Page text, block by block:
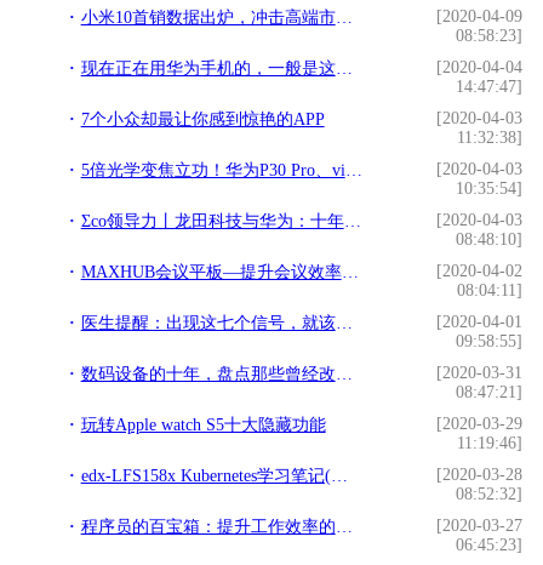
小米10首销数据出炉，冲击高端市场首战告捷，成了
[2020-04-09
08:58:23]
现在正在用华为手机的，一般是这四类人，你是哪类？
[2020-04-04
14:47:47]
7个小众却最让你感到惊艳的APP
[2020-04-03
11:32:38]
5倍光学变焦立功！华为P30 Pro、vivo X30 Pro拍月亮真好看
[2020-04-03
10:35:54]
Σco领导力丨龙田科技与华为：十年相伴，高速前行
[2020-04-03
08:48:10]
MAXHUB会议平板—提升会议效率的神器
[2020-04-02
08:04:11]
医生提醒：出现这七个信号，就该注意自己是否患上冠心病了
[2020-04-01
09:58:55]
数码设备的十年，盘点那些曾经改善我们生活的产品（一）
[2020-03-31
08:47:21]
玩转Apple watch S5十大隐藏功能
[2020-03-29
11:19:46]
edx-LFS158x Kubernetes学习笔记(第八章)
[2020-03-28
08:52:32]
程序员的百宝箱：提升工作效率的七大神器
[2020-03-27
06:45:23]